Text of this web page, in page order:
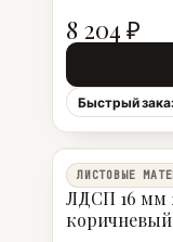
8 204 ₽
Быстрый
ЛИСТОВЫЕ
ЛДСП 16 мм
коричневый